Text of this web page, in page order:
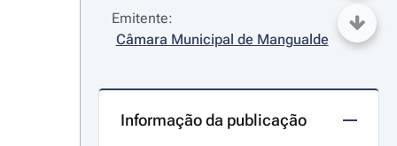
Emitente:
Câmara Municipal de Mangualde
Informação da publicação